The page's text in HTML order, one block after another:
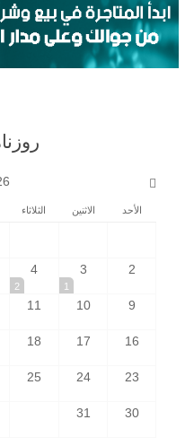
الأحد الاثنين الثلاثاء
2
3
1
4
2
9
10
11
16
17
18
23
24
25
30
31